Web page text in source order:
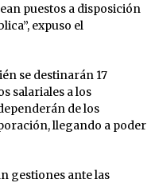
puestos a disposición
expuso el
se destinarán 17
salariales a los
de los
llegando a poder
gestiones ante las